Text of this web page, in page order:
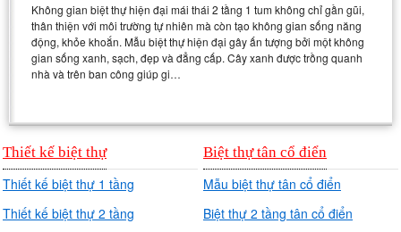
Không gian biệt thự hiện đại mái thái 2 tầng 1 tum không chỉ gần gũi,
thân thiện với môi trường tự nhiên mà còn tạo không gian sống năng
động, khỏe khoắn. Mẫu biệt thự hiện đại gây ấn tượng bởi một không
gian sống xanh, sạch, đẹp và đẳng cấp. Cây xanh được trồng quanh
nhà và trên ban công giúp gi…
Thiết kế biệt thự
Thiết kế biệt thự 1 tầng
Thiết kế biệt thự 2 tầng
Biệt thự tân cổ điển
Mẫu biệt thự tân cổ điển
Biệt thự 2 tầng tân cổ điển